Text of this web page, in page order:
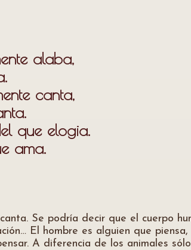
alaba,
canta,
que elogia.
ama.
Se podría decir que el cuerpo
El hombre es alguien que
A diferencia de los animales